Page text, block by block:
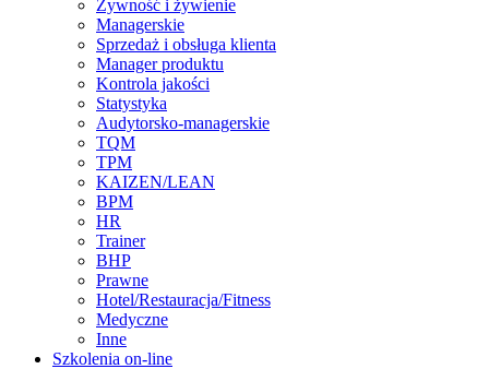
Żywność i żywienie
Managerskie
Sprzedaż i obsługa klienta
Manager produktu
Kontrola jakości
Statystyka
Audytorsko-managerskie
TQM
TPM
KAIZEN/LEAN
BPM
HR
Trainer
BHP
Prawne
Hotel/Restauracja/Fitness
Medyczne
Inne
Szkolenia on-line